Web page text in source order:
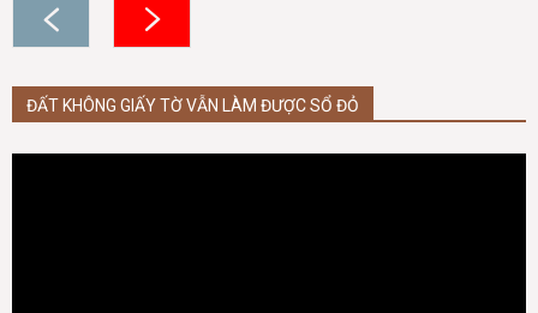
ĐẤT KHÔNG GIẤY TỜ VẪN LÀM ĐƯỢC SỔ ĐỎ